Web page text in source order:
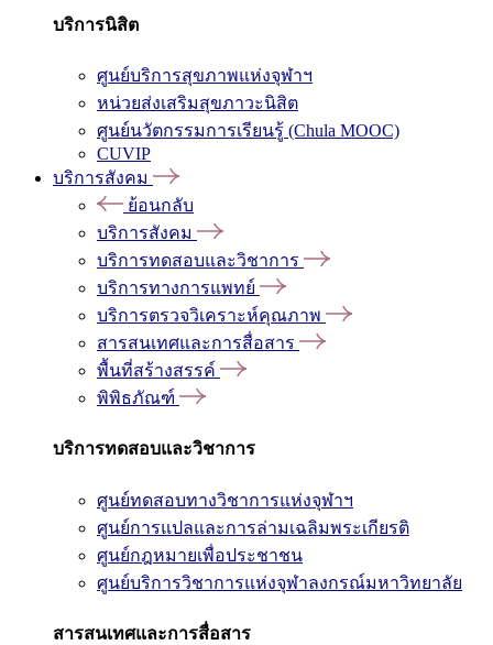
บริการนิสิต
ศูนย์บริการสุขภาพแห่งจุฬาฯ
หน่วยส่งเสริมสุขภาวะนิสิต
ศูนย์นวัตกรรมการเรียนรู้ (Chula MOOC)
CUVIP
บริการสังคม
ย้อนกลับ
บริการสังคม
บริการทดสอบและวิชาการ
บริการทางการแพทย์
บริการตรวจวิเคราะห์คุณภาพ
สารสนเทศและการสื่อสาร
พื้นที่สร้างสรรค์
พิพิธภัณฑ์
บริการทดสอบและวิชาการ
ศูนย์ทดสอบทางวิชาการแห่งจุฬาฯ
ศูนย์การแปลและการล่ามเฉลิมพระเกียรติ
ศูนย์กฎหมายเพื่อประชาชน
ศูนย์บริการวิชาการแห่งจุฬาลงกรณ์มหาวิทยาลัย
สารสนเทศและการสื่อสาร